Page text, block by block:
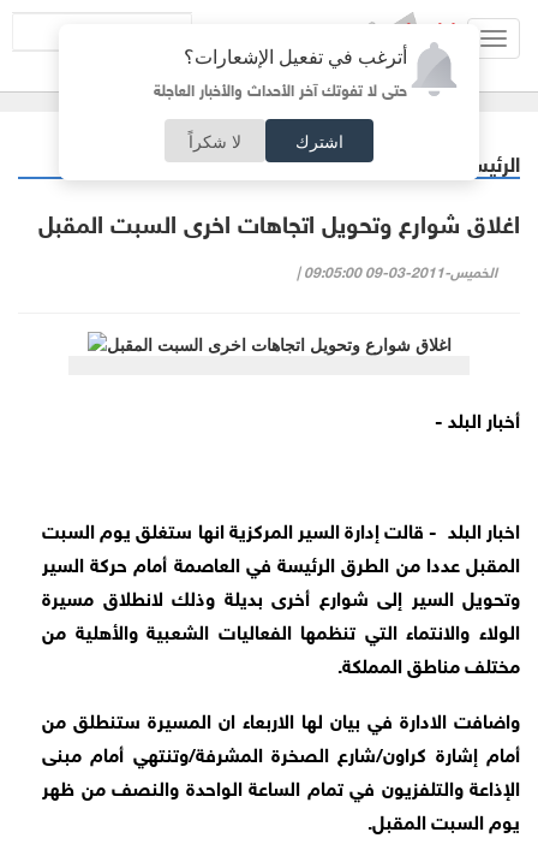
أترغب في تفعيل الإشعارات؟
حتى لا تفوتك آخر الأحداث والأخبار العاجلة
اشترك لا شكراً
الرئيسية
اغلاق شوارع وتحويل اتجاهات اخرى السبت المقبل
الخميس-2011-03-09 09:05:00 |
أخبار البلد -
اخبار البلد - قالت إدارة السير المركزية انها ستغلق يوم السبت
المقبل عددا من الطرق الرئيسة في العاصمة أمام حركة السير
وتحويل السير إلى شوارع أخرى بديلة وذلك لانطلاق مسيرة
الولاء والانتماء التي تنظمها الفعاليات الشعبية والأهلية من
مختلف مناطق المملكة.
واضافت الادارة في بيان لها الاربعاء ان المسيرة ستنطلق من
أمام إشارة كراون/شارع الصخرة المشرفة/وتنتهي أمام مبنى
الإذاعة والتلفزيون في تمام الساعة الواحدة والنصف من ظهر
يوم السبت المقبل.